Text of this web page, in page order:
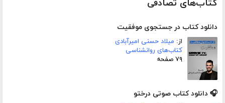
کتاب‌های تصادفی
دانلود کتاب در جستجوی موفقیت
از: میلاد حسنی امیرآبادی
کتاب‌های روانشناسی
۷۹ صفحه
🎧 دانلود کتاب صوتی درختو